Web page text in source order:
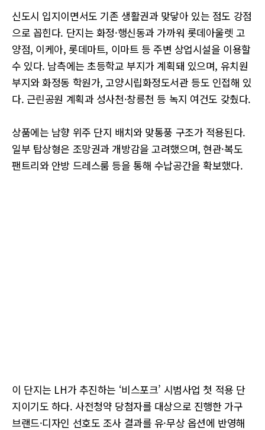
신도시 입지이면서도 기존 생활권과 맞닿아 있는 점도 강점
으로 꼽힌다. 단지는 화정·행신동과 가까워 롯데아울렛 고
양점, 이케아, 롯데마트, 이마트 등 주변 상업시설을 이용할
수 있다. 남측에는 초등학교 부지가 계획돼 있으며, 유치원
부지와 화정동 학원가, 고양시립화정도서관 등도 인접해 있
다. 근린공원 계획과 성사천·창릉천 등 녹지 여건도 갖췄다.
상품에는 남향 위주 단지 배치와 맞통풍 구조가 적용된다.
일부 탑상형은 조망권과 개방감을 고려했으며, 현관·복도
팬트리와 안방 드레스룸 등을 통해 수납공간을 확보했다.
이 단지는 LH가 추진하는 ‘비스포크’ 시범사업 첫 적용 단
지이기도 하다. 사전청약 당첨자를 대상으로 진행한 가구
브랜드·디자인 선호도 조사 결과를 유·무상 옵션에 반영해